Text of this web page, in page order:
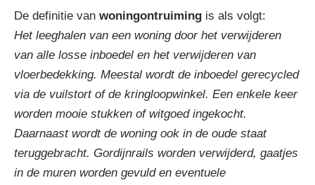
De definitie van woningontruiming is als volgt:
Het leeghalen van een woning door het verwijderen
van alle losse inboedel en het verwijderen van
vloerbedekking. Meestal wordt de inboedel gerecycled
via de vuilstort of de kringloopwinkel. Een enkele keer
worden mooie stukken of witgoed ingekocht.
Daarnaast wordt de woning ook in de oude staat
teruggebracht. Gordijnrails worden verwijderd, gaatjes
in de muren worden gevuld en eventuele